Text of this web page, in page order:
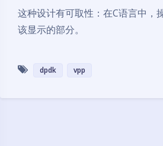
这种设计有可取性：在C语言中，
该显示的部分。
dpdk vpp